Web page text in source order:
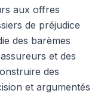
aux offres
de préjudice
des barèmes
et des
des
et argumentés